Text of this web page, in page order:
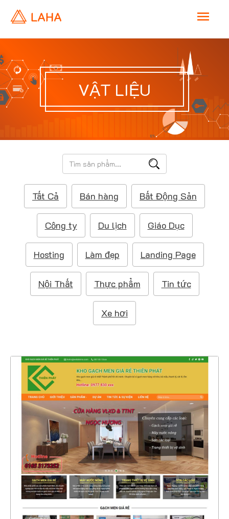
M
a
i
n
n
u
VẬT LIỆU
T
ì
m
i
ế
m
Tất Cả Bán hàng Bất Động Sản
Công ty Du lịch Giáo Dục
Hosting Làm đẹp Landing Page
Nội Thất Thực phẩm Tin tức
Xe hơi
47168